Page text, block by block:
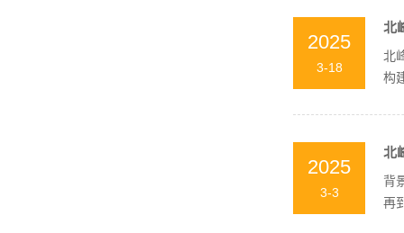
2025
3-18
北
北
构
2025
3-3
北
背
再